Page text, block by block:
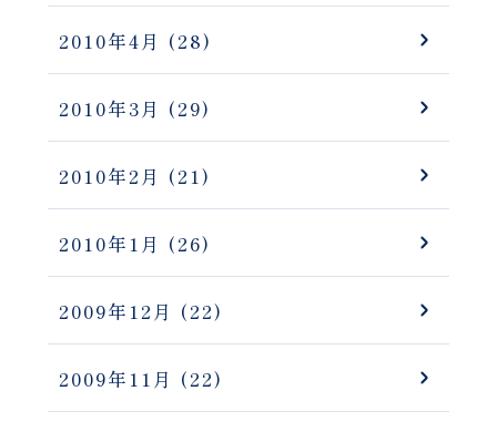
2010年4月 (28)
2010年3月 (29)
2010年2月 (21)
2010年1月 (26)
2009年12月 (22)
2009年11月 (22)